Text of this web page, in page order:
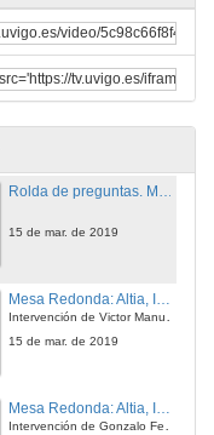
Mesa Redonda: ABanca, Applus+, Finsa e Expleo
Intervención de Jorge Fernández. Expleo
15 de mar. de 2019
15 de mar. de 2019
Mesa Redonda: Altia, Imagina Ingenio, WayAPP e Netcentric
Intervención de Victor Manuel. Imagina Ingenio
15 de mar. de 2019
Intervención de Gonzalo Fernández. Altia